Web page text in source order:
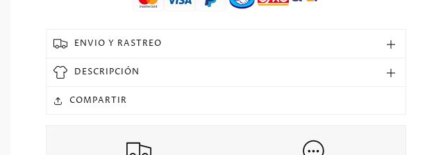
Especial
Manga
larga
Versión
Fan
Retro
Manga
larga
Fan
ENVIO Y RASTREO
DESCRIPCIÓN
COMPARTIR